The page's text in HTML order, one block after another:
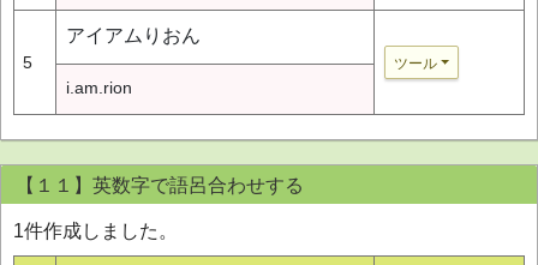
5
アイアムりおん
ツール
i.am.rion
【１１】英数字で語呂合わせする
1件作成しました。